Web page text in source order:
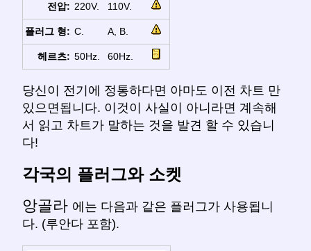
전압: 220V. 110V.
플러그 형: C. A, B.
헤르츠: 50Hz. 60Hz.
당신이 전기에 정통하다면 아마도 이전 차트 만
있으면됩니다. 이것이 사실이 아니라면 계속해
서 읽고 차트가 말하는 것을 발견 할 수 있습니
다!
각국의 플러그와 소켓
앙골라 에는 다음과 같은 플러그가 사용됩니
다. (루안다 포함).